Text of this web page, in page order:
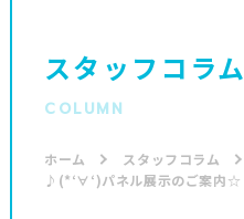
スタッフコラム
COLUMN
ホーム スタッフコラム
♪(*‘∀‘)パネル展示のご案内☆